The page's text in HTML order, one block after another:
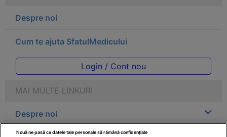
Despre noi
Cum te ajuta SfatulMedicului
Login / Cont nou
MAI MULTE LINKURI
Despre noi
Nouă ne pasă ca datele tale personale să rămână confidențiale